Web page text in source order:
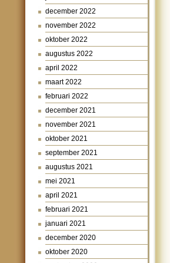
december 2022
november 2022
oktober 2022
augustus 2022
april 2022
maart 2022
februari 2022
december 2021
november 2021
oktober 2021
september 2021
augustus 2021
mei 2021
april 2021
februari 2021
januari 2021
december 2020
oktober 2020